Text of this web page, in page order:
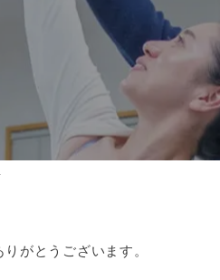
がとうございます。